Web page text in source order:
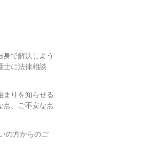
で解決しよう
士に法律相談
まりを知らせる
点、ご不安な点
の方からのご